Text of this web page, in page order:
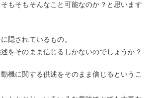
もそもそんなこと可能なのか？と思います
隠されているもの。
をそのまま信じるしかないのでしょうか？
機に関する供述をそのまま信じるというこ